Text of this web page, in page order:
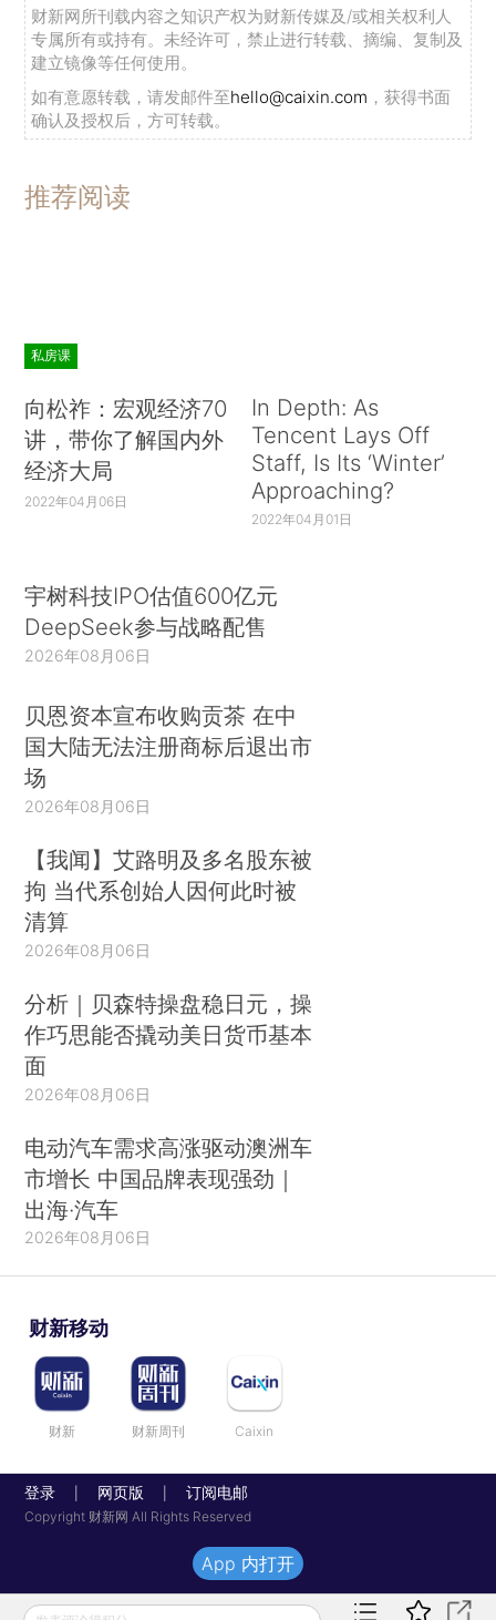
财新网所刊载内容之知识产权为财新传媒及/或相关权利人
专属所有或持有。未经许可，禁止进行转载、摘编、复制及
建立镜像等任何使用。
如有意愿转载，请发邮件至hello@caixin.com ，获得书面
确认及授权后，方可转载。
推荐阅读
私房课
向松祚：宏观经济70
讲，带你了解国内外
经济大局
2022年04月06日
In Depth: As
Tencent Lays Off
Staff, Is Its ‘Winter’
Approaching?
2022年04月01日
宇树科技IPO估值600亿元
DeepSeek参与战略配售
2026年08月06日
贝恩资本宣布收购贡茶 在中
国大陆无法注册商标后退出市
场
2026年08月06日
【我闻】艾路明及多名股东被
拘 当代系创始人因何此时被
清算
2026年08月06日
分析｜贝森特操盘稳日元，操
作巧思能否撬动美日货币基本
面
2026年08月06日
电动汽车需求高涨驱动澳洲车
市增长 中国品牌表现强劲｜
出海·汽车
2026年08月06日
财新移动
财新 财新周刊 Caixin
登录 网页版 订阅电邮
Copyright 财新网 All Rights Reserved
App 内打开